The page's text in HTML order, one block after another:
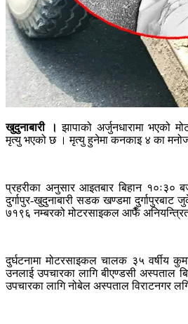
खुदुनाबारी । झापाको अर्जुनधारामा भएको
मृत्यु भएको छ । मृत्यु हुनेमा कनकाइ ४ का
प्रहरीका अनुसार आइतबार बिहान १०ः३०
दुर्गापुर-खुदुनाबारी सडक खण्डमा
७१९६ नम्बरको मोटरसाइकल आफैँ अनियन्त्रित
दुर्घटनामा मोटरसाइकल चालक ३५ वर्षीय
उनलाई उपचारका लागि बीएण्डसी अस्पताल
उपचारका लागि नोबेल अस्पताल विराटनगर